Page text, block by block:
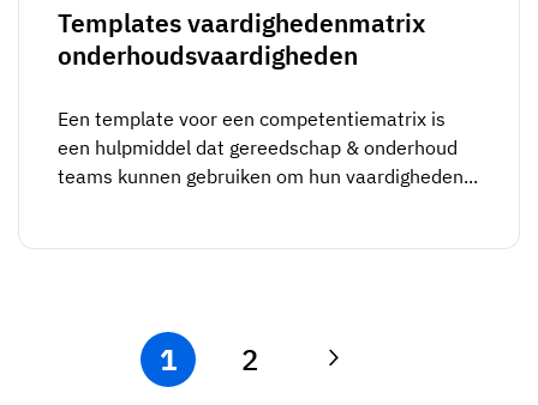
Templates vaardighedenmatrix
onderhoudsvaardigheden
Een template voor een competentiematrix is
een hulpmiddel dat gereedschap & onderhoud
teams kunnen gebruiken om hun vaardigheden...
1 2